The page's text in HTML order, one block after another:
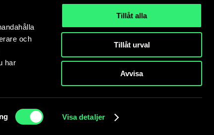
och
har
Visa detaljer
Tillåt alla
Tillåt urval
Avvisa
PRENUMERERA
du att cookies används.Läs mer.